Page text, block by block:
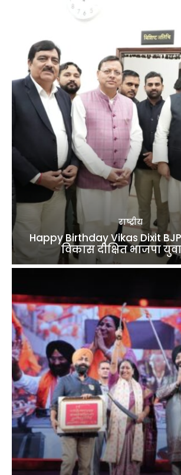
राष्ट्रीय
Happy Birthday Vikas Dixit BJP
विकास दीक्षित भाजपा